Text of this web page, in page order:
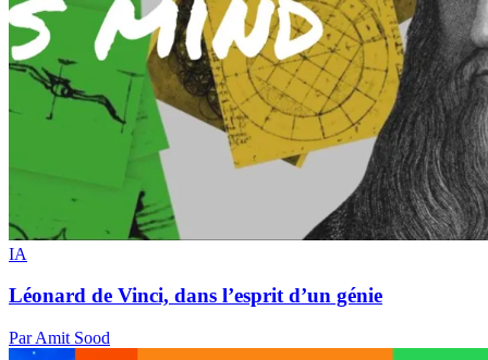
IA
Léonard de Vinci, dans l’esprit d’un génie
Par Amit Sood